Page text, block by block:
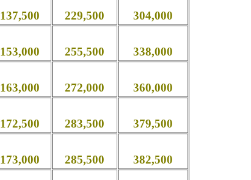
137,500 229,500 304,000
153,000 255,500 338,000
163,000 272,000 360,000
172,500 283,500 379,500
173,000 285,500 382,500